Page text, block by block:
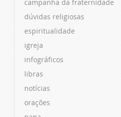
campanha da fraternidade
dúvidas religiosas
espiritualidade
igreja
infográficos
libras
notícias
orações